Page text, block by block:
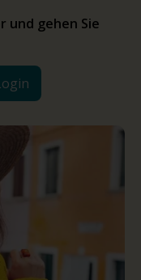
und gehen Sie